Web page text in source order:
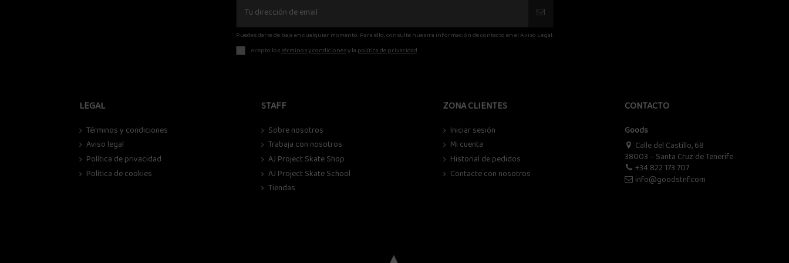
Puedes darte de baja en cualquier momento. Para ello, consulte nuestra información de contacto en el Aviso Legal.
Acepto lostérminos y condicionesy la política de privacidad
LEGAL
Términos y condiciones
Aviso legal
Política de privacidad
Política de cookies
STAFF
Sobre nosotros
Trabaja con nosotros
AJ Project Skate Shop
AJ Project Skate School
Tiendas
ZONA CLIENTES
Iniciar sesión
Mi cuenta
Historial de pedidos
Contacte con nosotros
CONTACTO
Goods
Calle del Castillo, 68
38003 – Santa Cruz de Tenerife
+34 822 173 707
info@goodstnf.com